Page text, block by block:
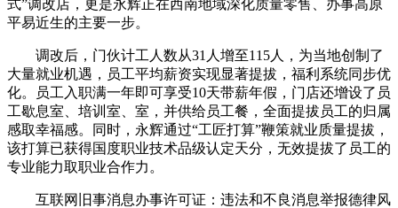
式”调改店，更是永辉正在西南地域深化质量零售、办事高原
平易近生的主要一步。
调改后，门伙计工人数从31人增至115人，为当地创制了
大量就业机遇，员工平均薪资实现显著提拔，福利系统同步优
化。员工入职满一年即可享受10天带薪年假，门店还增设了员
工歇息室、培训室、室，并供给员工餐，全面提拔员工的归属
感取幸福感。同时，永辉通过“工匠打算”鞭策就业质量提拔，
该打算已获得国度职业技术品级认定天分，无效提拔了员工的
专业能力取职业合作力。
互联网旧事消息办事许可证：违法和不良消息举报德律风